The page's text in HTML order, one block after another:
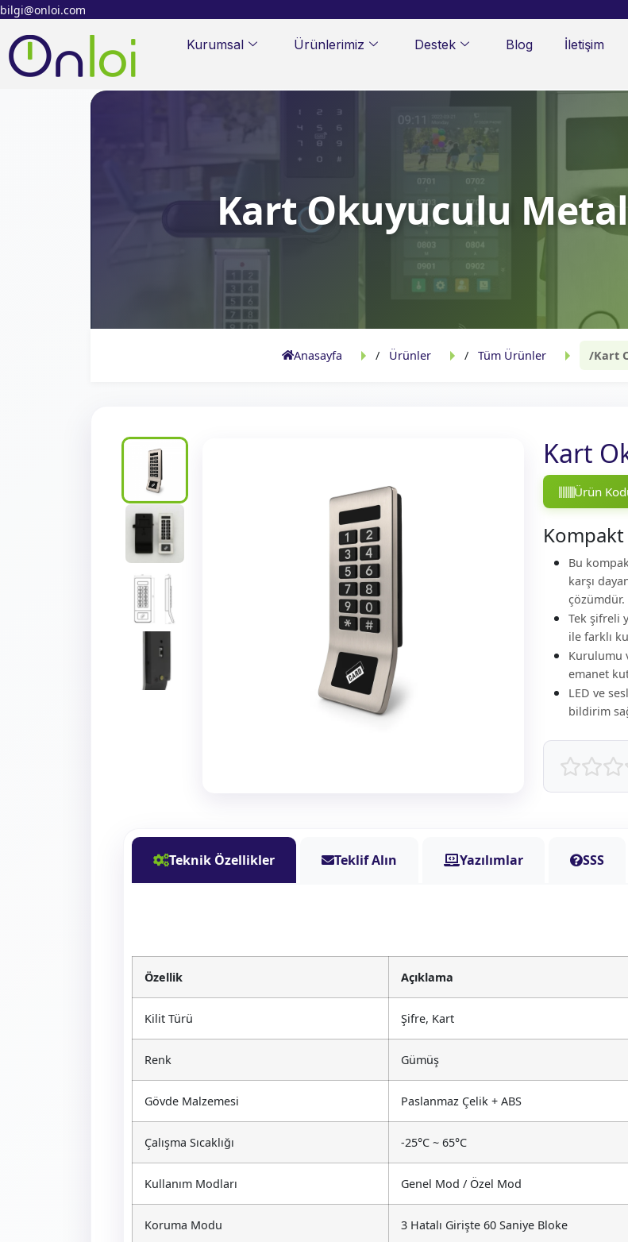
bilgi@onloi.com
Kurumsal Ürünlerimiz Destek Blog İletişim
Kart Okuyuculu
Anasayfa Ürünler Tüm Ürünler Kart
Kart
Ürün
Bu
karşı
çözümdür.
Tek şifreli
ile farklı
Kurulumu
emanet
LED ve
bildirim
Teknik Özellikler Teklif Alın Yazılımlar SSS
Özellik Açıklama
Kilit Türü Şifre, Kart
Renk Gümüş
Gövde Malzemesi Paslanmaz Çelik + ABS
Çalışma Sıcaklığı -25°C ~ 65°C
Kullanım Modları Genel Mod / Özel Mod
Koruma Modu 3 Hatalı Girişte 60 Saniye Bloke